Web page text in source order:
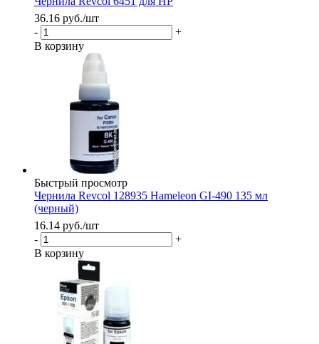
36.16 руб./шт
-
+
В корзину
Быстрый просмотр
Чернила Revcol 128935 Hameleon GI-490 135 мл
(черный)
16.14 руб./шт
-
+
В корзину